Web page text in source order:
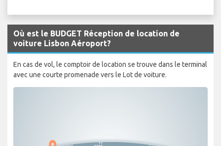
Où est le BUDGET Réception de location de
voiture Lisbon Aéroport?
En cas de vol, le comptoir de location se trouve dans le terminal
avec une courte promenade vers le Lot de voiture.